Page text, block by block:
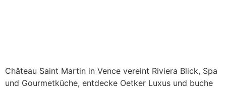
Château Saint Martin in Vence vereint Riviera Blick, Spa
und Gourmetküche, entdecke Oetker Luxus und buche